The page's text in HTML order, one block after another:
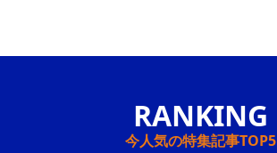
今人気の特集記事TOP5